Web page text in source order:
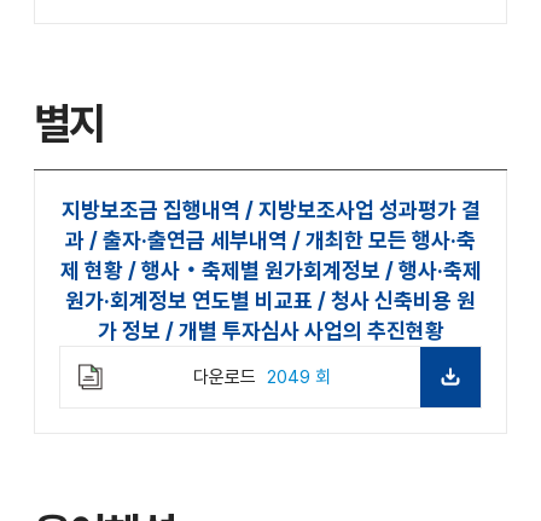
별지
지방보조금 집행내역 / 지방보조사업 성과평가 결
과 / 출자·출연금 세부내역 / 개최한 모든 행사·축
제 현황 / 행사‧축제별 원가회계정보 / 행사·축제
원가·회계정보 연도별 비교표 / 청사 신축비용 원
가 정보 / 개별 투자심사 사업의 추진현황
다운로드 2049 회